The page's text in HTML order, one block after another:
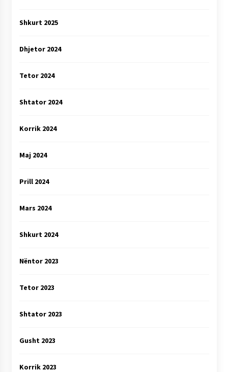
Shkurt 2025
Dhjetor 2024
Tetor 2024
Shtator 2024
Korrik 2024
Maj 2024
Prill 2024
Mars 2024
Shkurt 2024
Nëntor 2023
Tetor 2023
Shtator 2023
Gusht 2023
Korrik 2023